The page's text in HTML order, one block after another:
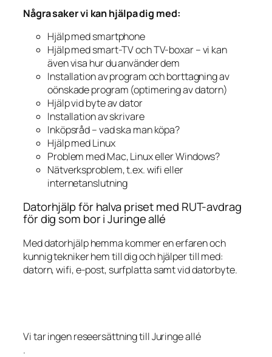
Några saker vi kan hjälpa dig med:
Hjälp med smartphone
Hjälp med smart-TV och TV-boxar – vi kan
även visa hur du använder dem
Installation av program och borttagning av
oönskade program (optimering av datorn)
Hjälp vid byte av dator
Installation av skrivare
Inköpsråd – vad ska man köpa?
Hjälp med Linux
Problem med Mac, Linux eller Windows?
Nätverksproblem, t.ex. wifi eller
internetanslutning
Datorhjälp för halva priset med RUT-avdrag
för dig som bor i Juringe allé
Med datorhjälp hemma kommer en erfaren och
kunnig tekniker hem till dig och hjälper till med:
datorn, wifi, e-post, surfplatta samt vid datorbyte.
Vi tar ingen reseersättning till Juringe allé
.